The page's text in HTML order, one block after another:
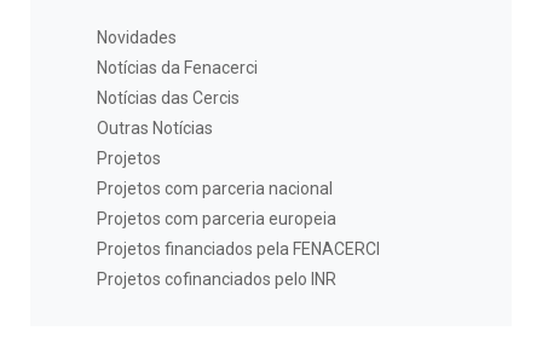
Novidades
Notícias da Fenacerci
Notícias das Cercis
Outras Notícias
Projetos
Projetos com parceria nacional
Projetos com parceria europeia
Projetos financiados pela FENACERCI
Projetos cofinanciados pelo INR